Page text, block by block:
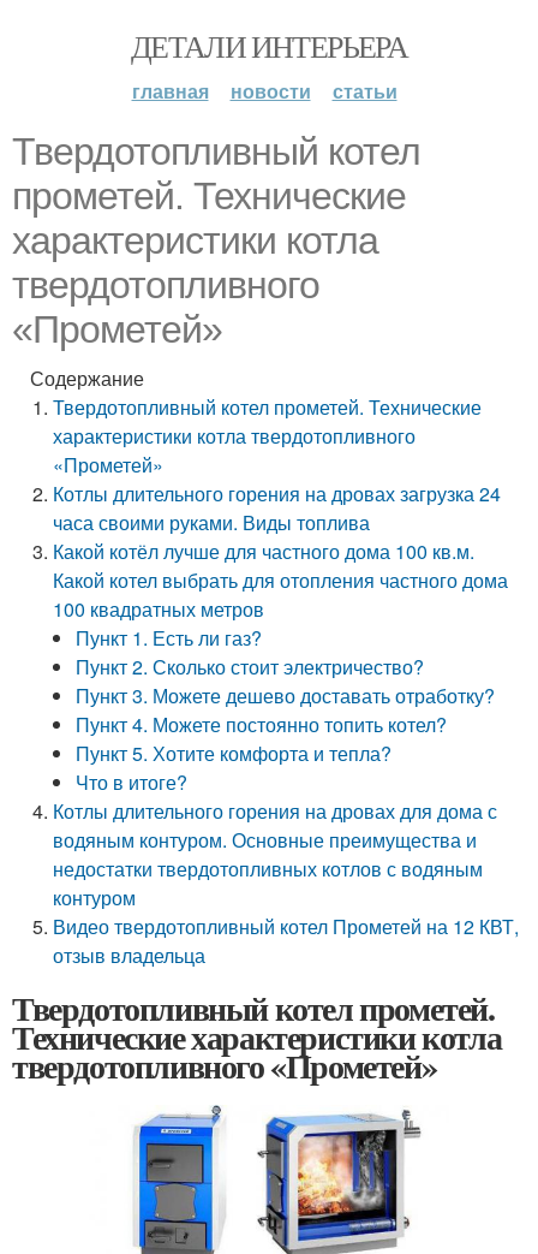
ДЕТАЛИ ИНТЕРЬЕРА
главная новости статьи
Твердотопливный котел
прометей. Технические
характеристики котла
твердотопливного
«Прометей»
Содержание
Твердотопливный котел прометей. Технические
характеристики котла твердотопливного
«Прометей»
Котлы длительного горения на дровах загрузка 24
часа своими руками. Виды топлива
Какой котёл лучше для частного дома 100 кв.м.
Какой котел выбрать для отопления частного дома
100 квадратных метров
Пункт 1. Есть ли газ?
Пункт 2. Сколько стоит электричество?
Пункт 3. Можете дешево доставать отработку?
Пункт 4. Можете постоянно топить котел?
Пункт 5. Хотите комфорта и тепла?
Что в итоге?
Котлы длительного горения на дровах для дома с
водяным контуром. Основные преимущества и
недостатки твердотопливных котлов с водяным
контуром
Видео твердотопливный котел Прометей на 12 КВТ,
отзыв владельца
Твердотопливный котел прометей.
Технические характеристики котла
твердотопливного «Прометей»